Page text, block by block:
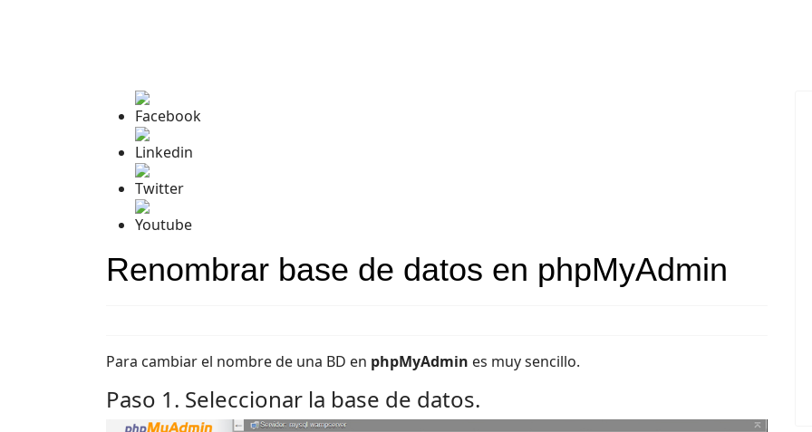
Facebook
Linkedin
Twitter
Youtube
Renombrar base de datos en phpMyAdmin
Para cambiar el nombre de una BD en phpMyAdmin es muy sencillo.
Paso 1. Seleccionar la base de datos.